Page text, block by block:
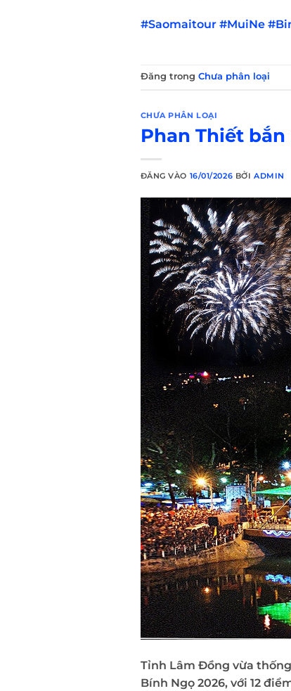
#Saomaitour #MuiNe
Đăng trong Chưa phân loại
CHƯA PHÂN LOẠI
Phan Thiết
ĐĂNG VÀO 16/01/2026 BỞI ADMIN
Tỉnh Lâm Đồng vừa
Bính Ngọ 2026, với 12